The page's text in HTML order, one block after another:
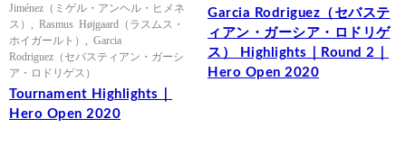
Jiménez（ミゲル・アンヘル・ヒメネ
ス）
Rasmus Højgaard（ラスムス・
ホイガールト）
Garcia
Rodriguez（セバスティアン・ガーシ
ア・ロドリゲス）
Tournament Highlights｜
Hero Open 2020
Garcia Rodriguez（セバステ
ィアン・ガーシア・ロドリゲ
ス） Highlights｜Round 2｜
Hero Open 2020